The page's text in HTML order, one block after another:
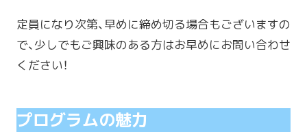
定員になり次第、早めに締め切る場合もございますの
で、少しでもご興味のある方はお早めにお問い合わせ
ください！
プログラムの魅力